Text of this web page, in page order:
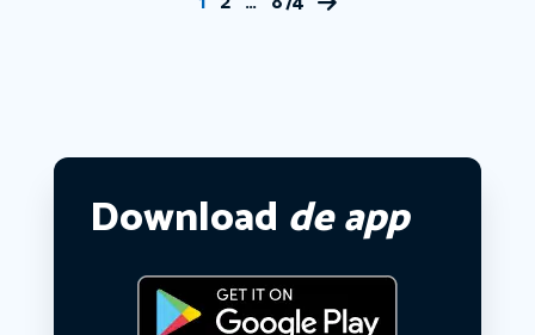
Download de app